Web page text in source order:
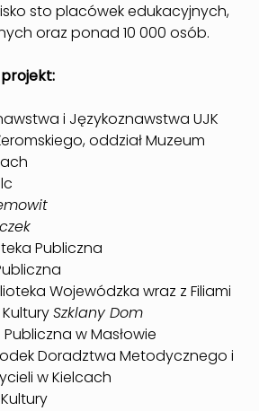
sto placówek edukacyjnych,
oraz ponad 10 000 osób.
i Językoznawstwa UJK
oddział Muzeum
Publiczna
Wojewódzka wraz z Filiami
Szklany Dom
w Masłowie
Doradztwa Metodycznego i
w Kielcach